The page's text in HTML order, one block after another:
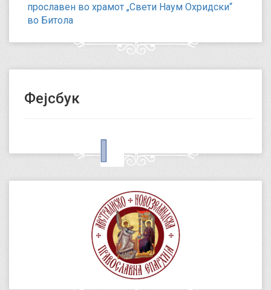
прославен во храмот „Свети Наум Охридски“
во Битола
Фејсбук